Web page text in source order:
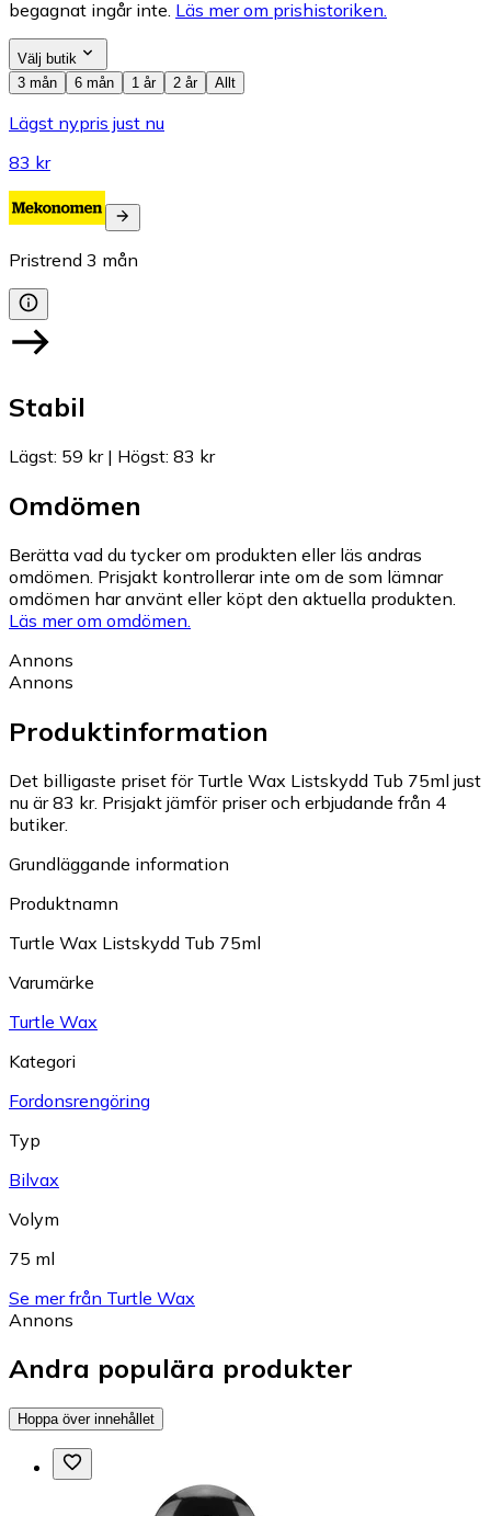
begagnat ingår inte. Läs mer om prishistoriken.
Välj butik
3 mån
6 mån 1 år 2 år Allt
Lägst nypris just nu
83 kr
Pristrend 3 mån
Stabil
Lägst: 59 kr| Högst: 83 kr
Omdömen
Berätta vad du tycker om produkten eller läs andras
omdömen. Prisjakt kontrollerar inte om de som lämnar
omdömen har använt eller köpt den aktuella produkten.
Läs mer om omdömen.
Annons
Annons
Produktinformation
Det billigaste priset för Turtle Wax Listskydd Tub 75ml just
nu är 83 kr. Prisjakt jämför priser och erbjudande från 4
butiker.
Grundläggande information
Produktnamn
Turtle Wax Listskydd Tub 75ml
Varumärke
Turtle Wax
Kategori
Fordonsrengöring
Typ
Bilvax
Volym
75 ml
Se mer från Turtle Wax
Annons
Andra populära produkter
Hoppa över innehållet